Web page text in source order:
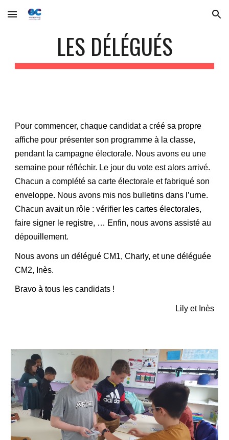
Skip to main content Skip to navigation
LES DÉLÉGUÉS
Pour commencer, chaque candidat a créé sa propre
affiche pour présenter son programme à la classe,
pendant la campagne électorale. Nous avons eu une
semaine pour réfléchir. Le jour du vote est alors arrivé.
Chacun a complété sa carte électorale et fabriqué son
enveloppe. Nous avons mis nos bulletins dans l’urne.
Chacun avait un rôle : vérifier les cartes électorales,
faire signer le registre, … Enfin, nous avons assisté au
dépouillement.
Nous avons un délégué CM1, Charly, et une déléguée
CM2, Inès.
Bravo à tous les candidats !
Lily et Inès